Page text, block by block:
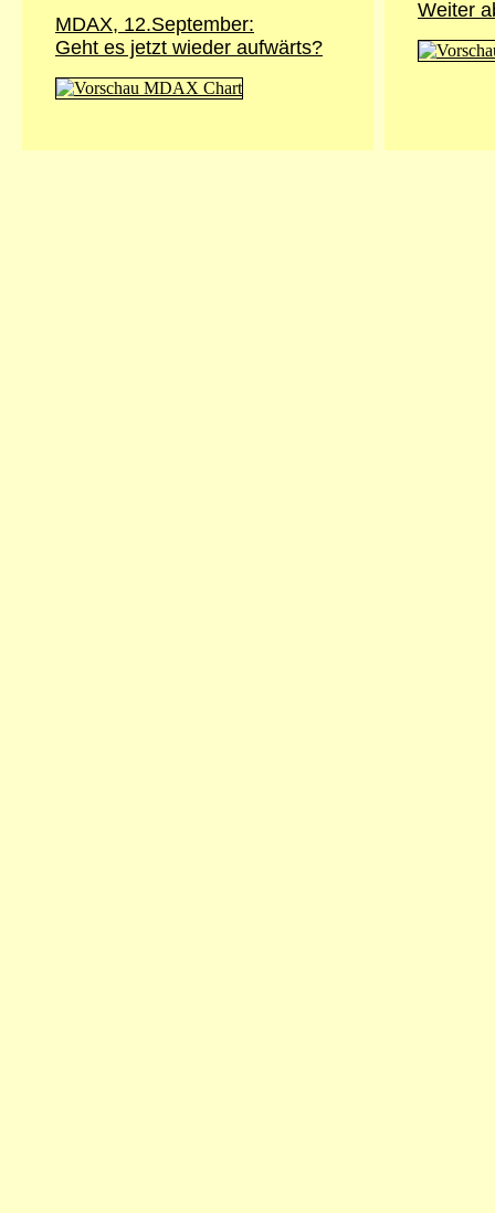
MDAX, 12.September:
Geht es jetzt wieder aufwärts?
Weiter